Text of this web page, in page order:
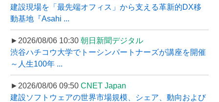
建設現場を「最先端オフィス」から支える革新的DX移
動基地『Asahi ...
►2026/08/06 10:30 朝日新聞デジタル
渋谷ハチコウ大学でトーシンパートナーズが講座を開催
～人生100年 ...
►2026/08/06 09:50 CNET Japan
建設ソフトウェアの世界市場規模、シェア、動向および